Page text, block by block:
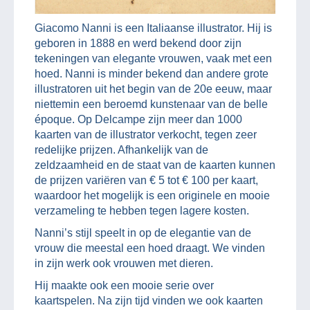
Giacomo Nanni is een Italiaanse illustrator. Hij is
geboren in 1888 en werd bekend door zijn
tekeningen van elegante vrouwen, vaak met een
hoed. Nanni is minder bekend dan andere grote
illustratoren uit het begin van de 20e eeuw, maar
niettemin een beroemd kunstenaar van de belle
époque. Op Delcampe zijn meer dan 1000
kaarten van de illustrator verkocht, tegen zeer
redelijke prijzen. Afhankelijk van de
zeldzaamheid en de staat van de kaarten kunnen
de prijzen variëren van € 5 tot € 100 per kaart,
waardoor het mogelijk is een originele en mooie
verzameling te hebben tegen lagere kosten.
Nanni’s stijl speelt in op de elegantie van de
vrouw die meestal een hoed draagt. We vinden
in zijn werk ook vrouwen met dieren.
Hij maakte ook een mooie serie over
kaartspelen. Na zijn tijd vinden we ook kaarten